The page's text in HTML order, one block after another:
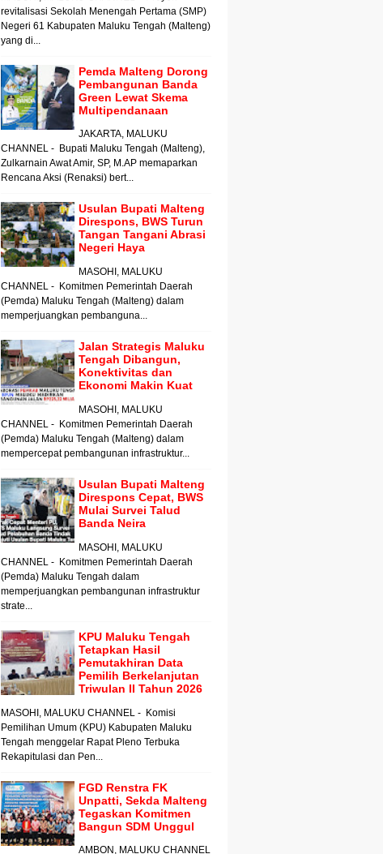
revitalisasi Sekolah Menengah Pertama (SMP)
Negeri 61 Kabupaten Maluku Tengah (Malteng)
yang di...
Pemda Malteng Dorong
Pembangunan Banda
Green Lewat Skema
Multipendanaan
JAKARTA, MALUKU
CHANNEL - Bupati Maluku Tengah (Malteng),
Zulkarnain Awat Amir, SP, M.AP memaparkan
Rencana Aksi (Renaksi) bert...
Usulan Bupati Malteng
Direspons, BWS Turun
Tangan Tangani Abrasi
Negeri Haya
MASOHI, MALUKU
CHANNEL - Komitmen Pemerintah Daerah
(Pemda) Maluku Tengah (Malteng) dalam
memperjuangkan pembanguna...
Jalan Strategis Maluku
Tengah Dibangun,
Konektivitas dan
Ekonomi Makin Kuat
MASOHI, MALUKU
CHANNEL - Komitmen Pemerintah Daerah
(Pemda) Maluku Tengah (Malteng) dalam
mempercepat pembangunan infrastruktur...
Usulan Bupati Malteng
Direspons Cepat, BWS
Mulai Survei Talud
Banda Neira
MASOHI, MALUKU
CHANNEL - Komitmen Pemerintah Daerah
(Pemda) Maluku Tengah dalam
memperjuangkan pembangunan infrastruktur
strate...
KPU Maluku Tengah
Tetapkan Hasil
Pemutakhiran Data
Pemilih Berkelanjutan
Triwulan II Tahun 2026
MASOHI, MALUKU CHANNEL - Komisi
Pemilihan Umum (KPU) Kabupaten Maluku
Tengah menggelar Rapat Pleno Terbuka
Rekapitulasi dan Pen...
FGD Renstra FK
Unpatti, Sekda Malteng
Tegaskan Komitmen
Bangun SDM Unggul
AMBON, MALUKU CHANNEL